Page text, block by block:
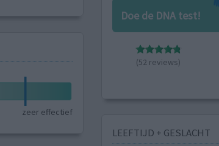
zeer effectief
Doe de DNA test!
(52 reviews)
LEEFTIJD + GESLACHT